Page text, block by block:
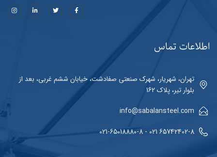
اطلاعات تماس
تهران، شهریار، شهرک صنعتی صفادشت، خیابان ششم غربی، بعد از
بلوار تیر، پلاک 162
info@sabalansteel.com
65742402-8 021 - 021-65018880-8